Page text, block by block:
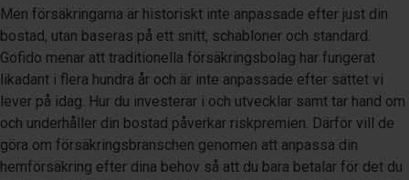
Men försäkringarna är historiskt inte anpassade efter just din
bostad, utan baseras på ett snitt, schabloner och standard.
Gofido menar att traditionella försäkringsbolag har fungerat
likadant i flera hundra år och är inte anpassade efter sättet vi
lever på idag. Hur du investerar i och utvecklar samt tar hand om
och underhåller din bostad påverkar riskpremien. Därför vill de
göra om försäkringsbranschen genomen att anpassa din
hemförsäkring efter dina behov så att du bara betalar för det du